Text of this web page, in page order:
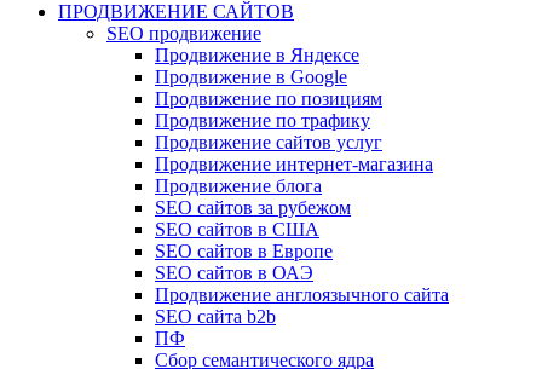
ПРОДВИЖЕНИЕ САЙТОВ
SEO продвижение
Продвижение в Яндексе
Продвижение в Google
Продвижение по позициям
Продвижение по трафику
Продвижение сайтов услуг
Продвижение интернет-магазина
Продвижение блога
SEO сайтов за рубежом
SEO сайтов в США
SEO сайтов в Европе
SEO сайтов в ОАЭ
Продвижение англоязычного сайта
SEO сайта b2b
ПФ
Сбор семантического ядра